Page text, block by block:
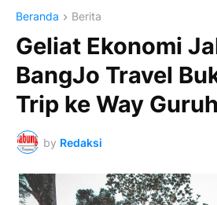
Beranda Berita
Geliat Ekonomi
BangJo Travel
Trip ke Way Guruh
by Redaksi